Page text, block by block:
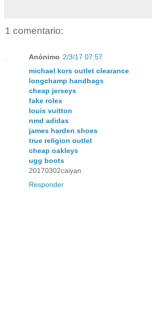
1 comentario:
Anónimo 2/3/17 07:57
michael kors outlet clearance
longchamp handbags
cheap jerseys
fake rolex
louis vuitton
nmd adidas
james harden shoes
true religion outlet
cheap oakleys
ugg boots
20170302caiyan
Responder